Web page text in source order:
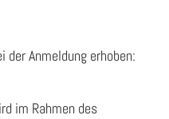
der Anmeldung erhoben:
im Rahmen des